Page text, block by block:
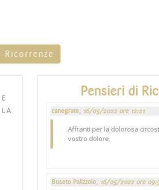
Ricorrenze
Pensieri di
canegrate, 16/05/2022 ore 12:21
Affranti per la dolorosa
vostro dolore.
Buseto Palizzolo, 16/05/2022 ore